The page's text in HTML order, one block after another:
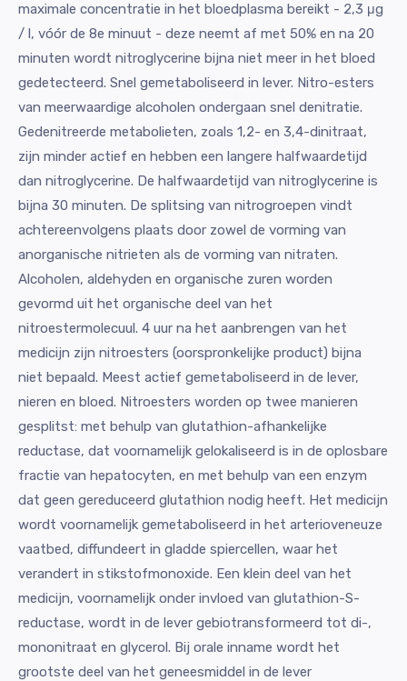
maximale concentratie in het bloedplasma bereikt - 2,3 μg
/ l, vóór de 8e minuut - deze neemt af met 50% en na 20
minuten wordt nitroglycerine bijna niet meer in het bloed
gedetecteerd. Snel gemetaboliseerd in lever. Nitro-esters
van meerwaardige alcoholen ondergaan snel denitratie.
Gedenitreerde metabolieten, zoals 1,2- en 3,4-dinitraat,
zijn minder actief en hebben een langere halfwaardetijd
dan nitroglycerine. De halfwaardetijd van nitroglycerine is
bijna 30 minuten. De splitsing van nitrogroepen vindt
achtereenvolgens plaats door zowel de vorming van
anorganische nitrieten als de vorming van nitraten.
Alcoholen, aldehyden en organische zuren worden
gevormd uit het organische deel van het
nitroestermolecuul. 4 uur na het aanbrengen van het
medicijn zijn nitroesters (oorspronkelijke product) bijna
niet bepaald. Meest actief gemetaboliseerd in de lever,
nieren en bloed. Nitroesters worden op twee manieren
gesplitst: met behulp van glutathion-afhankelijke
reductase, dat voornamelijk gelokaliseerd is in de oplosbare
fractie van hepatocyten, en met behulp van een enzym
dat geen gereduceerd glutathion nodig heeft. Het medicijn
wordt voornamelijk gemetaboliseerd in het arterioveneuze
vaatbed, diffundeert in gladde spiercellen, waar het
verandert in stikstofmonoxide. Een klein deel van het
medicijn, voornamelijk onder invloed van glutathion-S-
reductase, wordt in de lever gebiotransformeerd tot di-,
mononitraat en glycerol. Bij orale inname wordt het
grootste deel van het geneesmiddel in de lever